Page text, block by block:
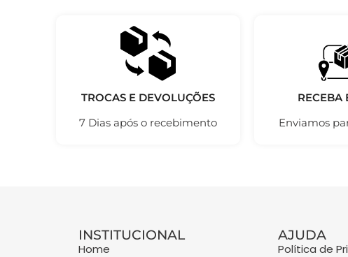
TROCAS E DEVOLUÇÕES
7 Dias após o recebimento
RECEBA
Enviamos
INSTITUCIONAL
Home
AJUDA
Política de